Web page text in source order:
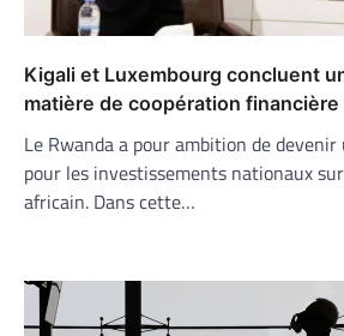
Kigali et Luxembourg concluent
matière de coopération financière
Le Rwanda a pour ambition de
pour les investissements nationaux
africain. Dans cette…